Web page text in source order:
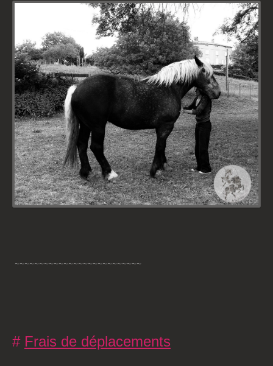
~~~~~~~~~~~~~~~~~~~~~~~~~~
# Frais de déplacements